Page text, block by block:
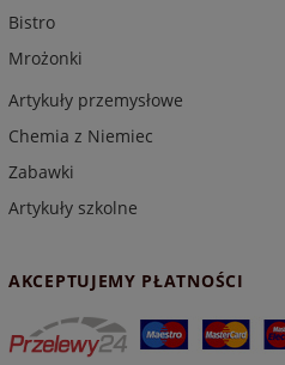
Bistro
Mrożonki
Artykuły przemysłowe
Chemia z Niemiec
Zabawki
Artykuły szkolne
AKCEPTUJEMY PŁATNOŚCI